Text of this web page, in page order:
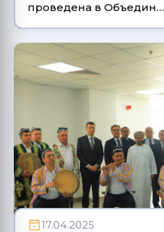
проведена в Объедин…
17.04.2025